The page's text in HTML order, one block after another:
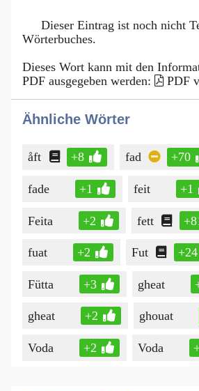
Dieser Eintrag ist noch nicht
Wörterbuches.
Dieses Wort kann mit den
PDF ausgegeben werden:
PDF
Ähnliche Wörter
åft +8 fad +70
fade +1 feit +1
Feita +2 fett
fuat +2 Fut +24
Fütta +3 gheat
gheat +2 ghouat
Voda +2 Voda